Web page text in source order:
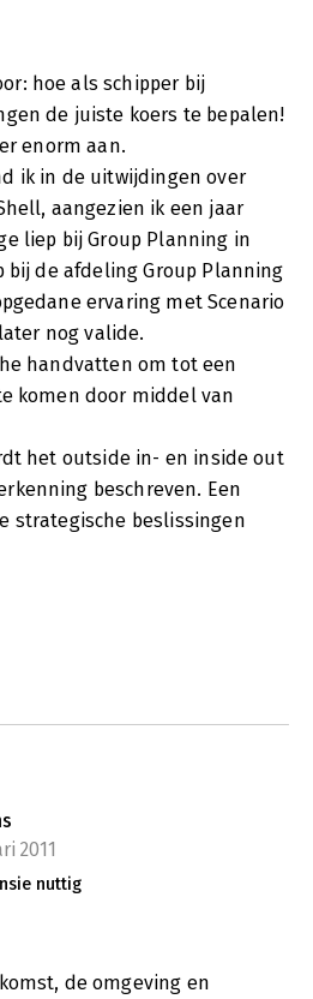
hoe als schipper bij
de juiste koers te bepalen!
enorm aan.
ik in de uitwijdingen over
aangezien ik een jaar
liep bij Group Planning in
bij de afdeling Group Planning
ervaring met Scenario
nog valide.
handvatten om tot een
komen door middel van
het outside in- en inside out
beschreven. Een
strategische beslissingen
2011
nuttig
de omgeving en